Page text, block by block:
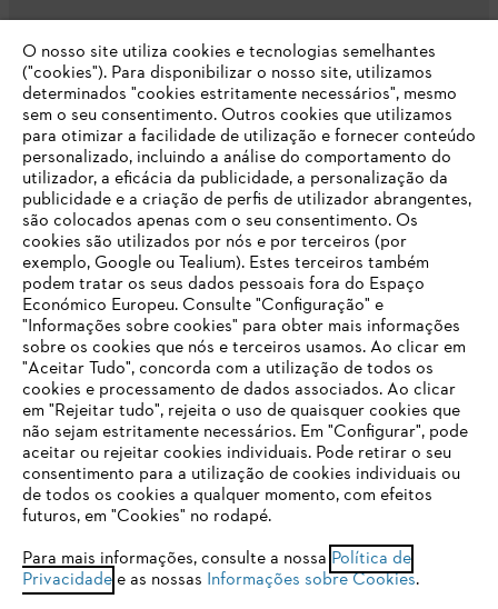
ENTREGA AO DOMÍCILIO OU NO SEU
CONCESSIONÁRIO
POLÍTICA DE DEVOLUÇÃO DE 30 DIAS
Opções de pagamento
Empresa
FAQs Loja Online
O SEU NAVEGADOR NÃO SUPORTA
ESTE WEBSITE
Está utilizar um navegador que ainda não suportamos. Para
obter o melhor uso de nosso site, recomendamos que altere
para um dos seguintes navegadores:
firefox chrome
O nosso site utiliza cookies e tecnologias semelhantes
("cookies"). Para disponibilizar o nosso site, utilizamos
determinados "cookies estritamente necessários", mesmo
sem o seu consentimento. Outros cookies que utilizamos
para otimizar a facilidade de utilização e fornecer conteúdo
personalizado, incluindo a análise do comportamento do
utilizador, a eficácia da publicidade, a personalização da
publicidade e a criação de perfis de utilizador abrangentes,
são colocados apenas com o seu consentimento. Os
cookies são utilizados por nós e por terceiros (por
exemplo, Google ou Tealium). Estes terceiros também
podem tratar os seus dados pessoais fora do Espaço
Económico Europeu. Consulte "Configuração" e
"Informações sobre cookies" para obter mais informações
sobre os cookies que nós e terceiros usamos. Ao clicar em
"Aceitar Tudo", concorda com a utilização de todos os
cookies e processamento de dados associados. Ao clicar
em "Rejeitar tudo", rejeita o uso de quaisquer cookies que
não sejam estritamente necessários. Em "Configurar", pode
aceitar ou rejeitar cookies individuais. Pode retirar o seu
consentimento para a utilização de cookies individuais ou
de todos os cookies a qualquer momento, com efeitos
futuros, em "Cookies" no rodapé.
Para mais informações, consulte a nossa Política de
Privacidadee as nossas Informações sobre Cookies.